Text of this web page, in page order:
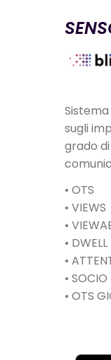
sugli
grado
• OTS
• VIEWS
•
•
•
•
• OTS